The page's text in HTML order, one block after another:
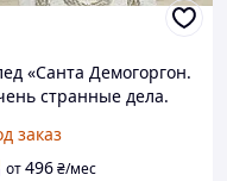
«Санта Демогоргон.
странные дела.
с печатью с
сторон, 135х150 см
заказ
от496₴/мес